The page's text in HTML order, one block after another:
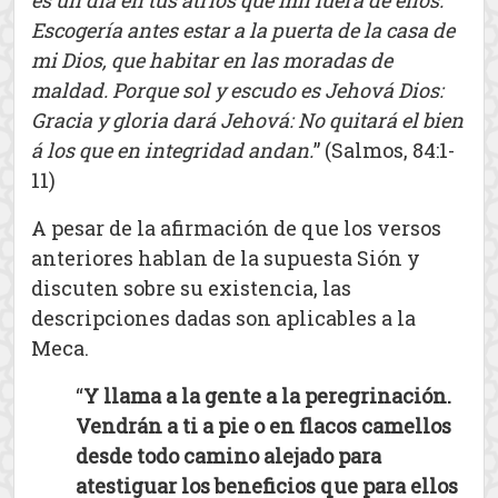
Escogería antes estar a la puerta de la casa de
mi Dios, que habitar en las moradas de
maldad. Porque sol y escudo es Jehová Dios:
Gracia y gloria dará Jehová: No quitará el bien
á los que en integridad andan.” (Salmos, 84:1-
11)
A pesar de la afirmación de que los versos
anteriores hablan de la supuesta Sión y
discuten sobre su existencia, las
descripciones dadas son aplicables a la
Meca.
“Y llama a la gente a la peregrinación.
Vendrán a ti a pie o en flacos camellos
desde todo camino alejado para
atestiguar los beneficios que para ellos